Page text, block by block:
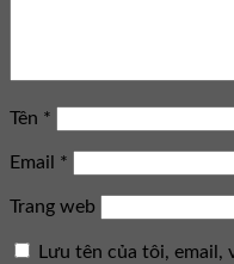
Tên *
Email *
Trang web
Lưu tên của tôi,